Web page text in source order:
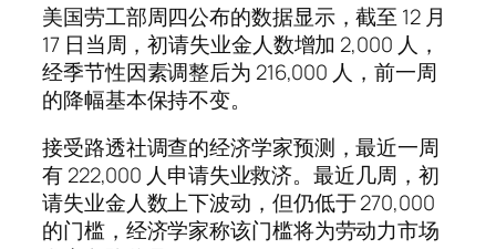
美国劳工部周四公布的数据显示，截至 12 月
17 日当周，初请失业金人数增加 2,000 人，
经季节性因素调整后为 216,000 人，前一周
的降幅基本保持不变。
接受路透社调查的经济学家预测，最近一周
有 222,000 人申请失业救济。最近几周，初
请失业金人数上下波动，但仍低于 270,000
的门槛，经济学家称该门槛将为劳动力市场